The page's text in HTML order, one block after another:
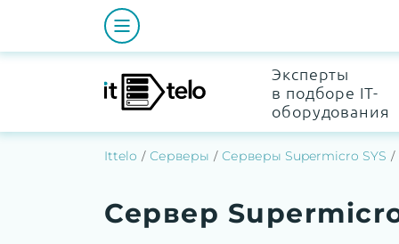
Эксперты
в подборе IT-
оборудования
Ittelo Серверы Серверы Supermicro SYS
Сервер Supermicro